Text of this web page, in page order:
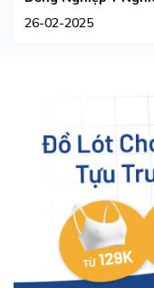
26-02-2025